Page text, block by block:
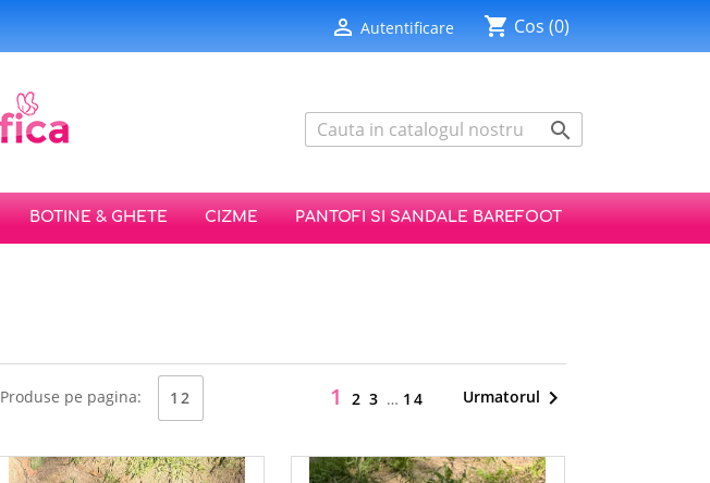
 Autentificare shopping_cart Cos (0)

BOTINE & GHETE CIZME PANTOFI SI SANDALE BAREFOOT
Produse pe pagina: 12 1 2 3 … 14 Urmatorul 